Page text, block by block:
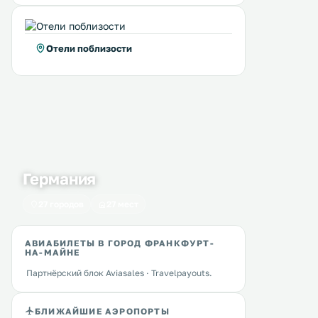
Отели поблизости
Германия
АВИАБИЛЕТЫ В ГОРОД ФРАНКФУРТ-
НА-МАЙНЕ
Партнёрский блок Aviasales · Travelpayouts.
БЛИЖАЙШИЕ АЭРОПОРТЫ